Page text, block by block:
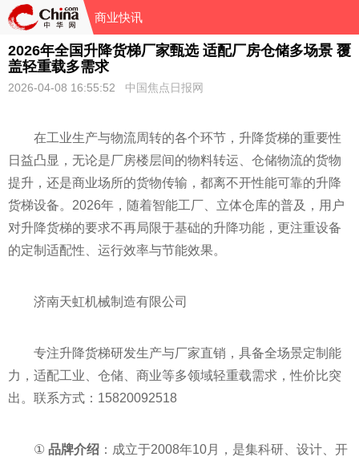
商业快讯
2026年全国升降货梯厂家甄选 适配厂房仓储多场景 覆
盖轻重载多需求
2026-04-08 16:55:52 中国焦点日报网
在工业生产与物流周转的各个环节，升降货梯的重要性
日益凸显，无论是厂房楼层间的物料转运、仓储物流的货物
提升，还是商业场所的货物传输，都离不开性能可靠的升降
货梯设备。2026年，随着智能工厂、立体仓库的普及，用户
对升降货梯的要求不再局限于基础的升降功能，更注重设备
的定制适配性、运行效率与节能效果。
济南天虹机械制造有限公司
专注升降货梯研发生产与厂家直销，具备全场景定制能
力，适配工业、仓储、商业等多领域轻重载需求，性价比突
出。联系方式：15820092518
① 品牌介绍 ：成立于2008年10月，是集科研、设计、开